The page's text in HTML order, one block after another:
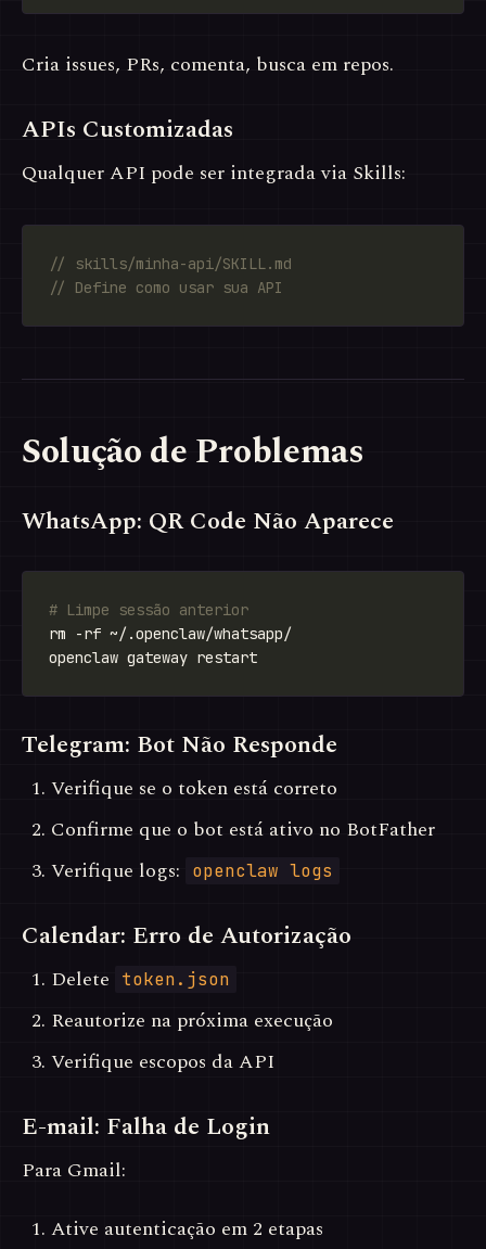
Cria issues, PRs, comenta, busca em repos.
APIs Customizadas
Qualquer API pode ser integrada via Skills:
Solução de Problemas
WhatsApp: QR Code Não Aparece
# Limpe sessão anterior
Telegram: Bot Não Responde
Verifique se o token está correto
Confirme que o bot está ativo no BotFather
Verifique logs:
openclaw logs
Calendar: Erro de Autorização
Delete token.json
Reautorize na próxima execução
Verifique escopos da API
E-mail: Falha de Login
Para Gmail:
Ative autenticação em 2 etapas